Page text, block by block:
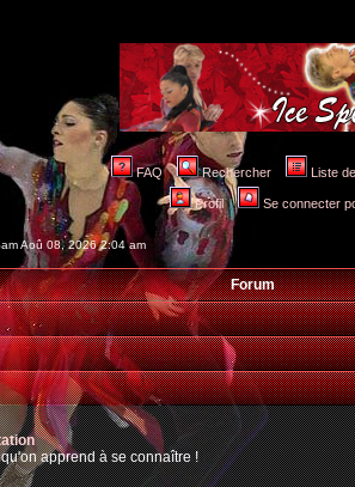
FAQ Rechercher Liste
Profil Se connecter
Aoû 08, 2026 2:04 am
Forum
apprend à se connaître !